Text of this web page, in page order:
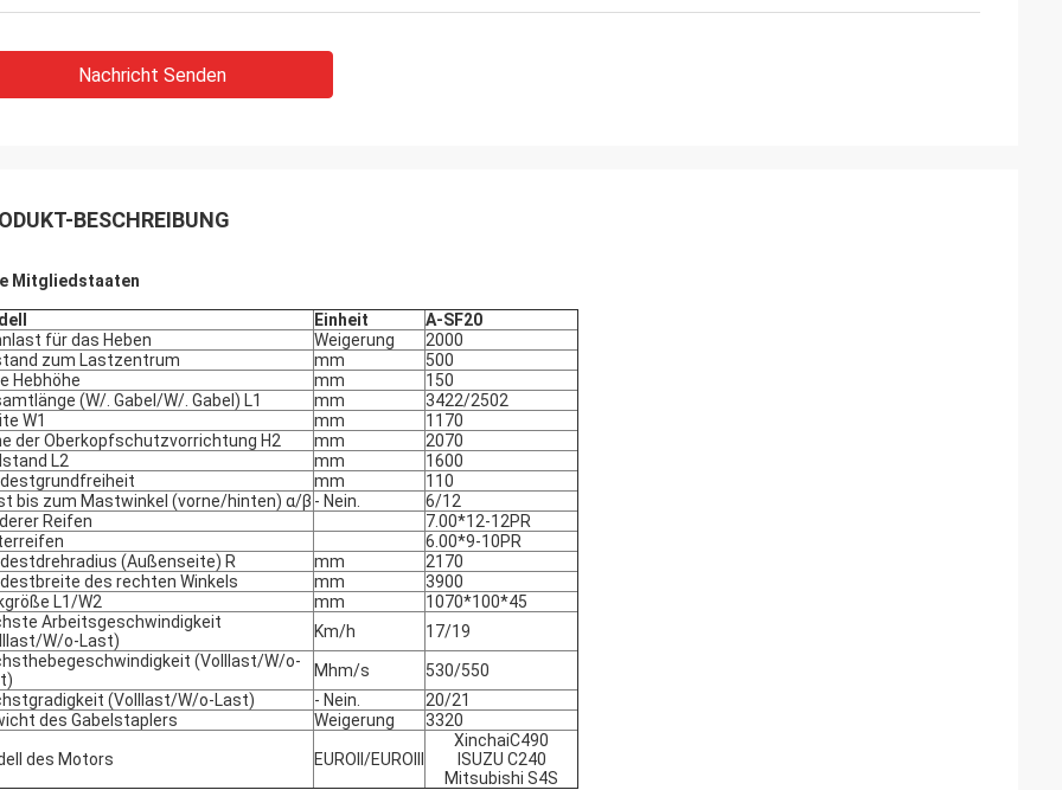
Nachricht Senden
BESCHREIBUNG
Mitgliedstaaten
Einheit A-SF20
für das Heben
Weigerung
2000
zum Lastzentrum
mm
500
Hebhöhe
mm
150
(W/. Gabel/W/. Gabel) L1
mm
3422/2502
W1
mm
1170
der Oberkopfschutzvorrichtung H2
mm
2070
L2
mm
1600
mm
110
bis zum Mastwinkel (vorne/hinten) α/β - Nein.
6/12
Reifen
7.00*12-12PR
6.00*9-10PR
(Außenseite) R
mm
2170
des rechten Winkels
mm
3900
L1/W2
mm
1070*100*45
Arbeitsgeschwindigkeit
W/o-Last)
Km/h
17/19
(Volllast/W/o-
Mhm/s
530/550
(Volllast/W/o-Last)
- Nein.
20/21
des Gabelstaplers
Weigerung 3320
des Motors EUROII/EUROIII
XinchaiC490
ISUZU C240
Mitsubishi S4S